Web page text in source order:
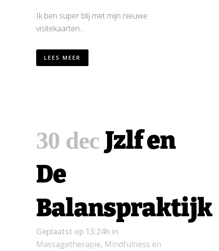
Ik ben super blij met mijn nieuwe
visitekaarten....
LEES MEER
30 dec Jzlf en
De
Balanspraktijk
Geplaatst op 13:24h in
Massagetherapie, Mindfulness en